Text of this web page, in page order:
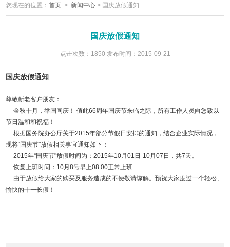
您现在的位置：首页 > 新闻中心 > 国庆放假通知
国庆放假通知
点击次数：1850 发布时间：2015-09-21
国庆放假通知
尊敬新老客户朋友：
金秋十月，举国同庆！ 值此66周年国庆节来临之际，所有工作人员向您致以
节日温和和祝福！
根据国务院办公厅关于2015年部分节假日安排的通知，结合企业实际情况，
现将“国庆节"放假相关事宜通知如下：
2015年“国庆节"放假时间为：2015年10月01日-10月07日，共7天。
恢复上班时间：10月8号早上08:00正常上班.
由于放假给大家的购买及服务造成的不便敬请谅解。预祝大家度过一个轻松、
愉快的十一长假！